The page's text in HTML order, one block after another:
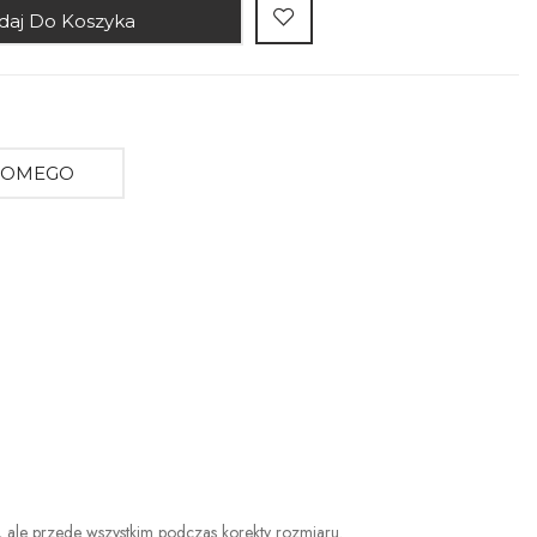
Do Koszyka
przede wszystkim podczas korekty rozmiaru.